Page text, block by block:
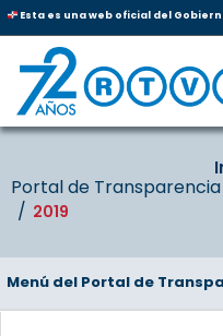
Esta es una web oficial del
Portal de Transparencia
2019
Menú del Portal de